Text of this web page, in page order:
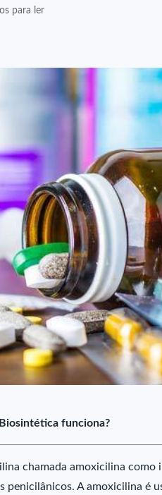
para ler
funciona?
chamada amoxicilina como
A amoxicilina é